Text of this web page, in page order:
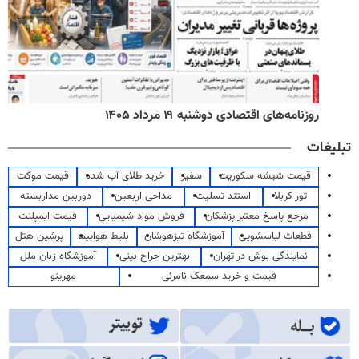
روزنامه‌های اقتصادی دوشنبه ۱۹ مرداد ۱۴۰۵
تبلیغات
قیمت شیشه سکوریت سفیر خرید طلای آب شده
قیمت موکت
تور کربلا
استند تسلیت مداحی اربعین
دوربین مداربسته
مرجع پاسخ معتبر پزشکان
فروش مواد شیمیایی
قیمت ایمپلنت
قطعات لباسشویی
آموزشگاه تیزهوشان بلیط هواپیما
پرشین هتل
نمایندگی بوش در تهران
بهترین جراح بینی
آموزشگاه زبان ملل
قیمت و خرید سمعک نامرئی
مهرینو